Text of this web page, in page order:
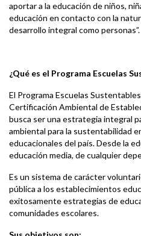
aportar a la educación de niños,
educación en contacto con la
desarrollo integral como personas”.
¿Qué es el Programa Escuelas
El Programa Escuelas
Certificación Ambiental de
busca ser una estrategia integral
ambiental para la sustentabilidad
educacionales del país. Desde la
educación media, de cualquier
Es un sistema de carácter
pública a los establecimientos
exitosamente estrategias de
comunidades escolares.